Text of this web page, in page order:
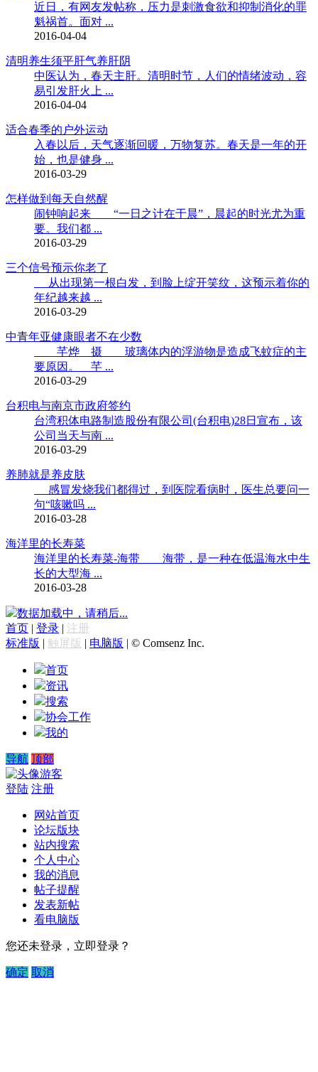
近日，有网友发帖称，压力是刺激食欲和抑制消化的罪
魁祸首。面对 ...
2016-04-04
清明养生须平肝气养肝阴
中医认为，春天主肝。清明时节，人们的情绪波动，容
易引发肝火上 ...
2016-04-04
适合春季的户外运动
入春以后，天气逐渐回暖，万物复苏。春天是一年的开
始，也是健身 ...
2016-03-29
怎样做到每天自然醒
闹钟响起来 “一日之计在于晨”，晨起的时光尤为重
要。我们都 ...
2016-03-29
三个信号预示你老了
从出现第一根白发，到脸上绽开笑纹，这预示着你的
年纪越来越 ...
2016-03-29
中青年亚健康眼者不在少数
芊烨 摄 玻璃体内的浮游物是造成飞蚊症的主
要原因。 芊 ...
2016-03-29
台积电与南京市政府签约
台湾积体电路制造股份有限公司(台积电)28日宣布，该
公司当天与南 ...
2016-03-29
养肺就是养皮肤
感冒发烧我们都得过，到医院看病时，医生总要问一
句“咳嗽吗 ...
2016-03-28
海洋里的长寿菜
海洋里的长寿菜-海带 海带，是一种在低温海水中生
长的大型海 ...
2016-03-28
数据加载中，请稍后...
首页 | 登录 | 注册
标准版 | 触屏版 | 电脑版 | © Comsenz Inc.
首页
资讯
搜索
协会工作
我的
导航 顶部
游客
登陆 注册
网站首页
论坛版块
站内搜索
个人中心
我的消息
帖子提醒
发表新帖
看电脑版
您还未登录，立即登录？
确定 取消